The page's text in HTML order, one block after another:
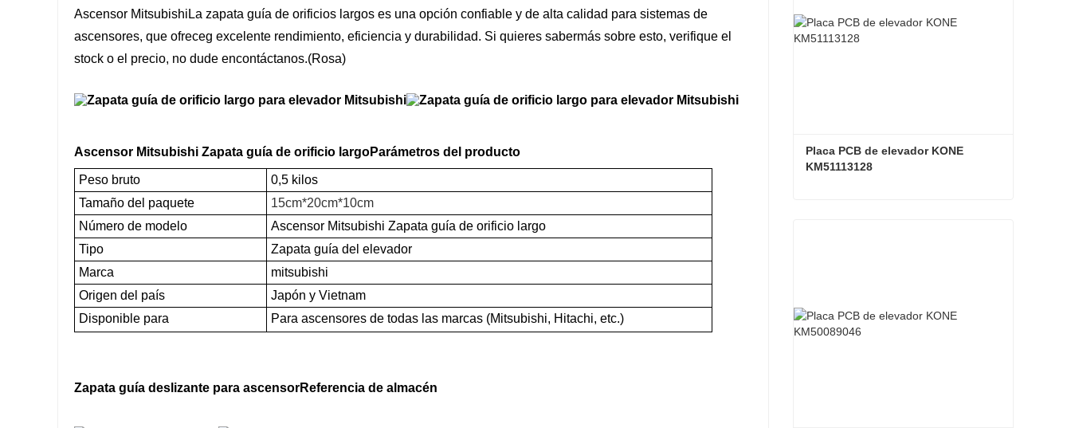
Ascensor Mitsubishi La zapata guía de orificios largos es una opción confiable y de alta calidad para sistemas de
ascensores, que ofreceg excelente rendimiento, eficiencia y durabilidad. Si quieres sabermás sobre esto, verifique el
stock o el precio, no dude encontáctanos.(Rosa)
Ascensor Mitsubishi Zapata guía de orificio largoParámetros del producto
Peso bruto
0,5 kilos
Tamaño del paquete
15cm*20cm*10cm
Número de modelo
Ascensor Mitsubishi Zapata guía de orificio largo
Tipo
Zapata guía del elevador
Marca
mitsubishi
Origen del país
Japón y Vietnam
Disponible para
Para ascensores de todas las marcas (Mitsubishi, Hitachi, etc.)
Zapata guía deslizante para ascensorReferencia de almacén
Placa PCB de elevador KONE
KM51113128